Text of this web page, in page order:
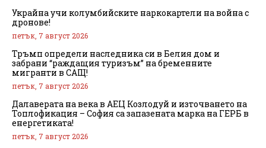
Украйна учи колумбийските наркокартели на война с
дронове!
петък, 7 август 2026
Тръмп определи наследника си в Белия дом и
забрани “раждащия туризъм” на бременните
мигранти в САЩ!
петък, 7 август 2026
Далаверата на века в АЕЦ Козлодуй и източването на
Топлофикация – София са запазената марка на ГЕРБ в
енергетиката!
петък, 7 август 2026